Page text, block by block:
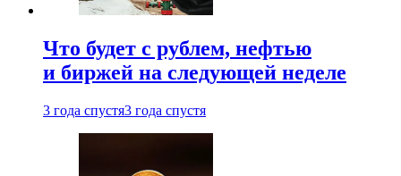
Что будет с рублем, нефтью
и биржей на следующей неделе
3 года спустя3 года спустя